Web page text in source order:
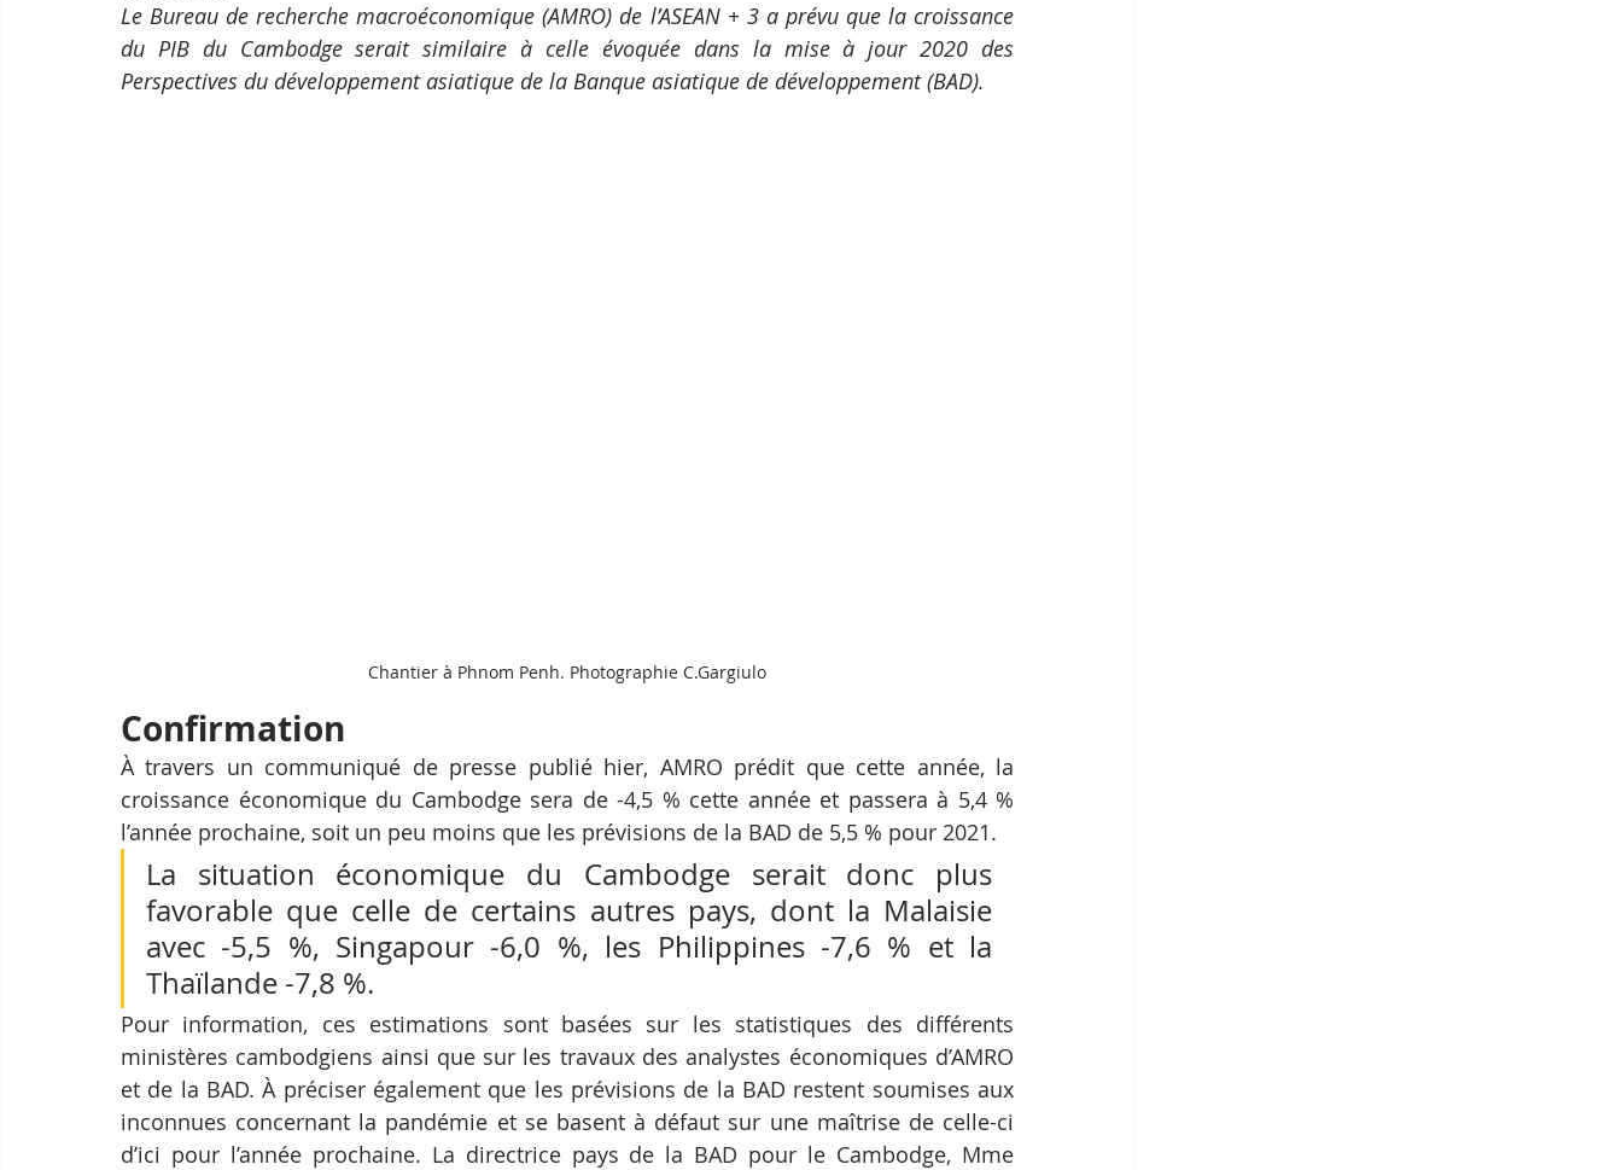
Le Bureau de recherche macroéconomique (AMRO) de l’ASEAN + 3 a prévu que la croissance
du PIB du Cambodge serait similaire à celle évoquée dans la mise à jour 2020 des
Perspectives du développement asiatique de la Banque asiatique de développement (BAD).
Chantier à Phnom Penh. Photographie C.Gargiulo
Confirmation
À travers un communiqué de presse publié hier, AMRO prédit que cette année, la
croissance économique du Cambodge sera de -4,5 % cette année et passera à 5,4 %
l’année prochaine, soit un peu moins que les prévisions de la BAD de 5,5 % pour 2021.
La situation économique du Cambodge serait donc plus
favorable que celle de certains autres pays, dont la Malaisie
avec -5,5 %, Singapour -6,0 %, les Philippines -7,6 % et la
Thaïlande -7,8 %.
Pour information, ces estimations sont basées sur les statistiques des différents
ministères cambodgiens ainsi que sur les travaux des analystes économiques d’AMRO
et de la BAD. À préciser également que les prévisions de la BAD restent soumises aux
inconnues concernant la pandémie et se basent à défaut sur une maîtrise de celle-ci
d’ici pour l’année prochaine. La directrice pays de la BAD pour le Cambodge, Mme